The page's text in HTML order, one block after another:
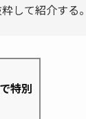
して紹介する。
特別